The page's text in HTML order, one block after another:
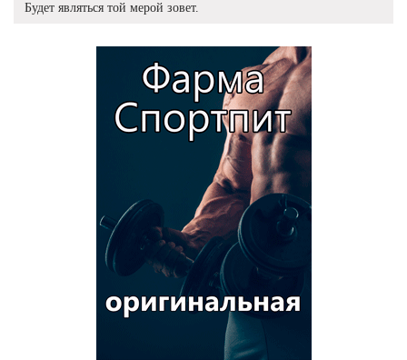
Будет являться той мерой зовет.